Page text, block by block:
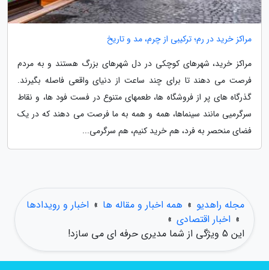
مراکز خرید در رم؛ ترکیبی از چرم، مد و تاریخ
مراکز خرید، شهرهای کوچکی در دل شهرهای بزرگ هستند و به مردم
فرصت می دهند تا برای چند ساعت از دنیای واقعی فاصله بگیرند.
گذرگاه های پر از فروشگاه ها، طعمهای متنوع در فست فود ها، و نقاط
سرگرمیی مانند سینماها، همه و همه به ما فرصت می دهند که در یک
فضای منحصر به فرد، هم خرید کنیم، هم سرگرمی...
مجله راهدیو » همه اخبار و مقاله ها » اخبار و رویدادها
» اخبار اقتصادی »
این 5 ویژگی از شما مدیری حرفه ای می سازد!